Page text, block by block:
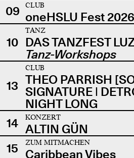
09
CLUB
oneHSLU Fest 2026
10
TANZ
DAS TANZFEST
Tanz-Workshops
13
CLUB
THEO PARRISH
SIGNATURE |
NIGHT LONG
14
KONZERT
ALTIN GÜN
15
ZUM MITMACHEN
Caribbean Vibes